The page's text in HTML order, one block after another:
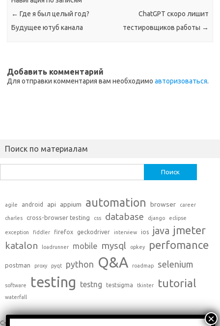
← Где я был целый год?
Будущее ютуб канала
ChatGPT скоро лишит
тестировщиков работы →
Добавить комментарий
Для отправки комментария вам необходимо авторизоваться.
Поиск по материалам
agile android api appium automation browser career
charles cross-browser testing css database django eclipse
exception fiddler firefox geckodriver interview ios java jmeter
katalon loadrunner mobile mysql opkey perfomance
postman proxy pyqt python Q&A roadmap selenium
software testing testng testsigma tkinter tutorial
waterfall
C++